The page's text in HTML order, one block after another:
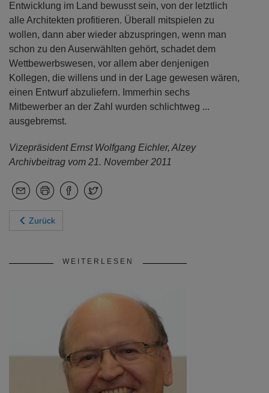
Entwicklung im Land bewusst sein, von der letztlich
alle Architekten profitieren. Überall mitspielen zu
wollen, dann aber wieder abzuspringen, wenn man
schon zu den Auserwählten gehört, schadet dem
Wettbewerbswesen, vor allem aber denjenigen
Kollegen, die willens und in der Lage gewesen wären,
einen Entwurf abzuliefern. Immerhin sechs
Mitbewerber an der Zahl wurden schlichtweg ...
ausgebremst.
Vizepräsident Ernst Wolfgang Eichler, Alzey
Archivbeitrag vom 21. November 2011
Zurück
WEITERLESEN